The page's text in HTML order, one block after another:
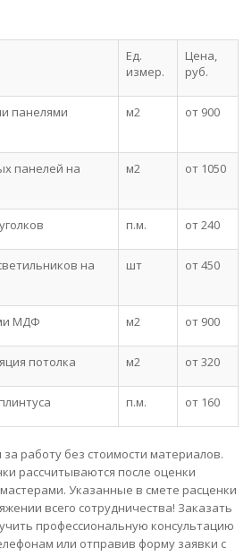
Ед.
измер.
Цена,
руб.
панелями
м2 от 900
панелей на
м2 от 1050
п.м. от 240
на
шт от 450
МДФ м2 от 900
потолка м2 от 320
п.м. от 160
работу без стоимости материалов.
рассчитываются после оценки
Указанные в смете расценки
всего сотрудничества! Заказать
профессиональную консультацию
или отправив форму заявки с